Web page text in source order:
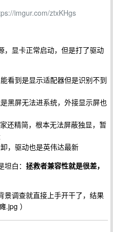
imgur.com/ztxKHgs
，显卡正常启动，但是打了驱动
看到是显示适配器但是识别不到
黑屏无法进系统，外接显示屏也
还精简，根本无法屏蔽独显，暂
，驱动也是英伟达最新
白： 拯救者兼容性就是很差，
景调查就直接上手开干了，结果
.jpg ）